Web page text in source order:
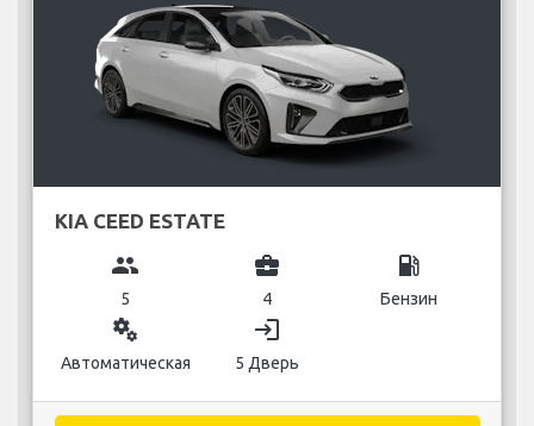
KIA CEED ESTATE
group
5
business_center
4
local_gas_station
Бензин
miscellaneous_services
Автоматическая
login
5 Дверь